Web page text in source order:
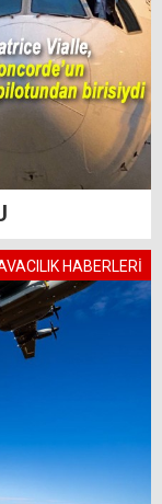
HABERLERİ